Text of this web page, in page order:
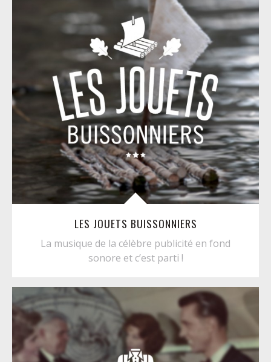
LES JOUETS BUISSONNIERS
La musique de la célèbre publicité en fond
sonore et c’est parti !